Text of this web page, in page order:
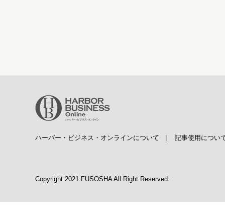
ハーバー・ビジネス・オンラインについて 記事使用につい
Copyright 2021 FUSOSHA All Right Reserved.